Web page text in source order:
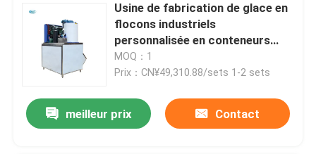
Usine de fabrication de glace en
flocons industriels
personnalisée en conteneurs
avec une grande capacité
MOQ：1
Prix：CN¥49,310.88/sets 1-2 sets
meilleur prix Contact